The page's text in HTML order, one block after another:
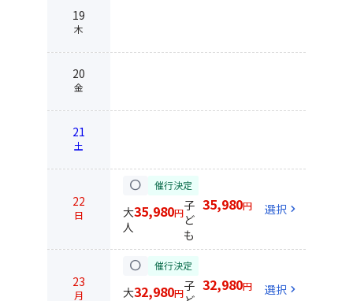
19
木
20
金
21
土
22
日
circle 催行決定
大
人
35,980円子
ど
も
35,980円 選択 chevron_right
23
月
circle 催行決定
大32,980円子 32,980円 選択 chevron_right